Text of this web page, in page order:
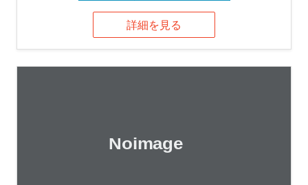
詳細を見る